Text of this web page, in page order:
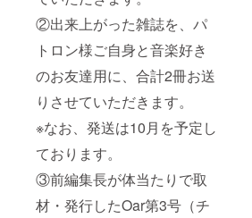
②出来上がった雑誌を、パ
トロン様ご自身と音楽好き
のお友達用に、合計2冊お送
りさせていただきます。
※なお、発送は10月を予定し
ております。
③前編集長が体当たりで取
材・発行したOar第3号（チ